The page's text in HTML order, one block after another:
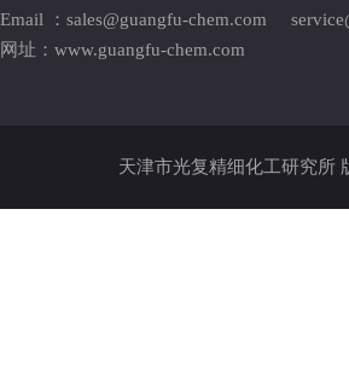
Email ： sales@guangfu-chem.com
网址： www.guangfu-chem.com
天津市光复精细化工研究所